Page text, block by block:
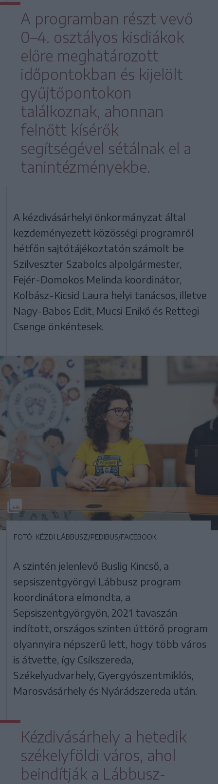
A programban részt vevő
0–4. osztályos kisdiákok
előre meghatározott
időpontokban és kijelölt
gyűjtőpontokon
találkoznak, ahonnan
felnőtt kísérők
segítségével sétálnak el a
tanintézményekbe.
A kézdivásárhelyi önkormányzat által
kezdeményezett közösségi programról
hétfőn sajtótájékoztatón számolt be
Szilveszter Szabolcs alpolgármester,
Fejér-Domokos Melinda koordinátor,
Kolbász-Kicsid Laura helyi tanácsos, illetve
Nagy-Babos Edit, Mucsi Enikő és Rettegi
Csenge önkéntesek.
FOTÓ: KÉZDI LÁBBUSZ/PEDIBUS/FACEBOOK
A szintén jelenlevő Buslig Kincső, a
sepsiszentgyörgyi Lábbusz program
koordinátora elmondta, a
Sepsiszentgyörgyön, 2021 tavaszán
indított, országos szinten úttörő program
olyannyira népszerű lett, hogy több város
is átvette, így Csíkszereda,
Székelyudvarhely, Gyergyószentmiklós,
Marosvásárhely és Nyárádszereda után.
Kézdivásárhely a hetedik
székelyföldi város, ahol
beindítják a Lábbusz-